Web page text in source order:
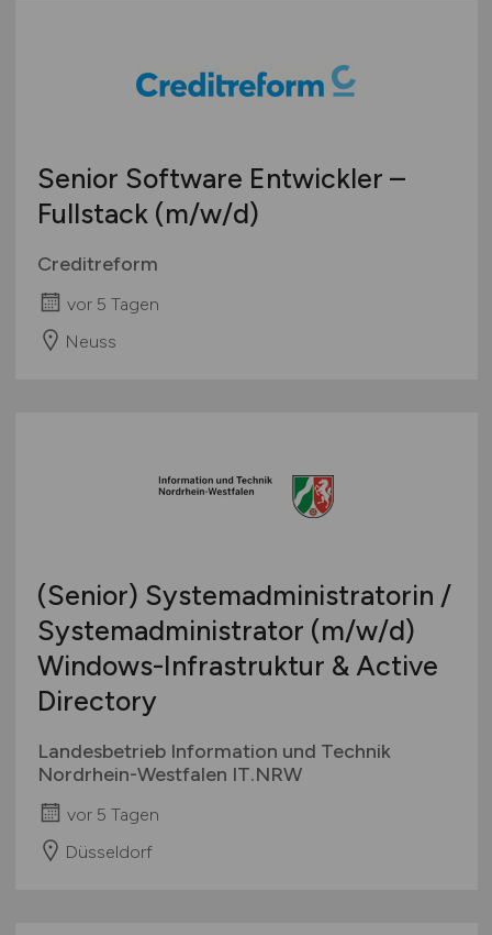
Senior Software Entwickler –
Fullstack (m/w/d)
Creditreform
vor 5 Tagen
Neuss
(Senior) Systemadministratorin /
Systemadministrator (m/w/d)
Windows-Infrastruktur & Active
Directory
Landesbetrieb Information und Technik
Nordrhein-Westfalen IT.NRW
vor 5 Tagen
Düsseldorf